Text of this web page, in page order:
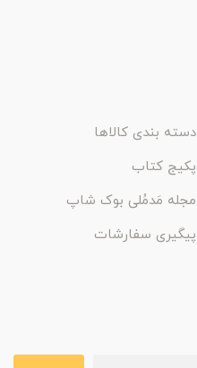
دسته بندی کالاها
پکیج کتاب
مجله مَدمُلی بوک شاپ
پیگیری سفارشات